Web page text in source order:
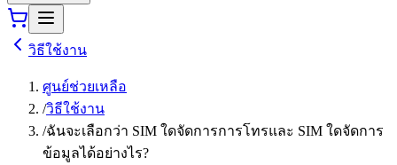
วิธีใช้งาน
ศูนย์ช่วยเหลือ
/วิธีใช้งาน
/ฉันจะเลือกว่า SIM ใดจัดการการโทรและ SIM ใดจัดการ
ข้อมูลได้อย่างไร?